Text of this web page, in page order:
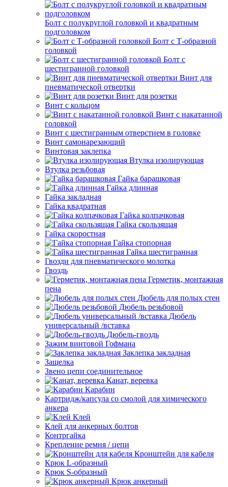
Болт с полукруглой головкой и квадратным
подголовком
Болт с Т-образной
головкой
Болт с
шестигранной головкой
Винт для
пневматической отвертки
Винт для розетки
Винт с кольцом
Винт с накатанной
головкой
Винт с шестигранным отверстием в головке
Винт самонарезающий
Винтовая заклепка
Втулка изолирующая
Втулка резьбовая
Гайка барашковая
Гайка длинная
Гайка закладная
Гайка квадратная
Гайка колпачковая
Гайка скользящая
Гайка скоростная
Гайка стопорная
Гайка шестигранная
Гвозди для пневматического молотка
Гвоздь
Герметик, монтажная
пена
Дюбель для полых стен
Дюбель резьбовой
Дюбель
универсальный /вставка
Дюбель-гвоздь
Зажим винтовой Гофмана
Заклепка закладная
Защелка
Звено цепи соединительное
Канат, веревка
Карабин
Картридж/капсула со смолой для химического
анкера
Клей
Клей для анкерных болтов
Контргайка
Крепление ремня / цепи
Кронштейн для кабеля
Крюк L-образный
Крюк S-образный
Крюк анкерный